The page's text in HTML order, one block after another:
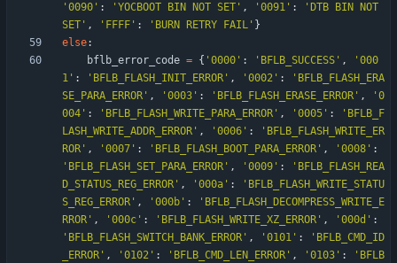
' 0090 ' : ' YOCBOOT BIN NOT SET ' , ' 0091 ' : ' DTB BIN NOT
SET ' , ' FFFF ' : ' BURN RETRY FAIL ' }
else:
bflb_error_code = { ' 0000 ' : ' BFLB_SUCCESS ' , ' 000
1 ' : ' BFLB_FLASH_INIT_ERROR ' , ' 0002 ' : ' BFLB_FLASH_ERA
SE_PARA_ERROR ' , ' 0003 ' : ' BFLB_FLASH_ERASE_ERROR ' , ' 0
004 ' : ' BFLB_FLASH_WRITE_PARA_ERROR ' , ' 0005 ' : ' BFLB_F
LASH_WRITE_ADDR_ERROR ' , ' 0006 ' : ' BFLB_FLASH_WRITE_ER
ROR ' , ' 0007 ' : ' BFLB_FLASH_BOOT_PARA_ERROR ' , ' 0008 ' :
' BFLB_FLASH_SET_PARA_ERROR ' , ' 0009 ' : ' BFLB_FLASH_REA
D_STATUS_REG_ERROR ' , ' 000a ' : ' BFLB_FLASH_WRITE_STATU
S_REG_ERROR ' , ' 000b ' : ' BFLB_FLASH_DECOMPRESS_WRITE_E
RROR ' , ' 000c ' : ' BFLB_FLASH_WRITE_XZ_ERROR ' , ' 000d ' :
' BFLB_FLASH_SWITCH_BANK_ERROR ' , ' 0101 ' : ' BFLB_CMD_ID
_ERROR ' , ' 0102 ' : ' BFLB_CMD_LEN_ERROR ' , ' 0103 ' : ' BFLB